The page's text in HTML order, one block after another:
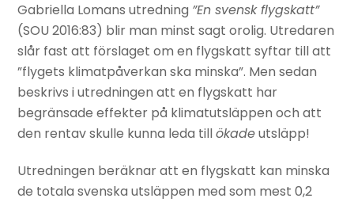
Gabriella Lomans utredning ”En svensk flygskatt”
(SOU 2016:83) blir man minst sagt orolig. Utredaren
slår fast att förslaget om en flygskatt syftar till att
”flygets klimatpåverkan ska minska”. Men sedan
beskrivs i utredningen att en flygskatt har
begränsade effekter på klimatutsläppen och att
den rentav skulle kunna leda tillökadeutsläpp!
Utredningen beräknar att en flygskatt kan minska
de totala svenska utsläppen med som mest 0,2